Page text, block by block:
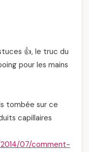
👍, le truc du
pour les mains
tombée sur ce
capillaires
07/comment-